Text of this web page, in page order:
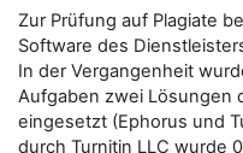
Zur Prüfung auf Plagiate
Software des
In der Vergangenheit
Aufgaben zwei Lösungen
eingesetzt (Ephorus und
durch Turnitin LLC wurde